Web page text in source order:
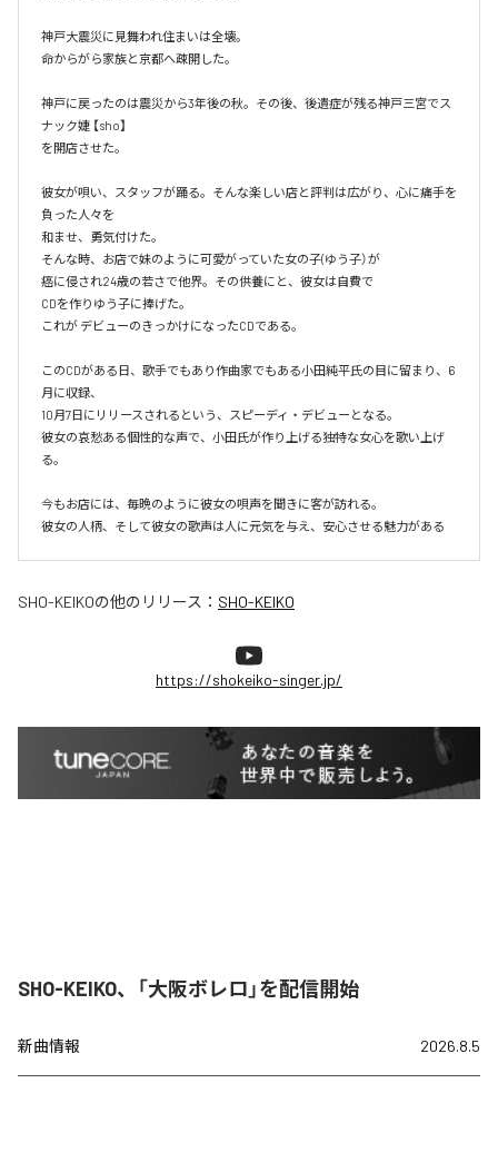
神戸大震災に見舞われ住まいは全壊。
命からがら家族と京都へ疎開した。
神戸に戻ったのは震災から3年後の秋。その後、後遺症が残る神戸三宮でス
ナック婕 【sho】
を開店させた。
彼女が唄い、スタッフが踊る。そんな楽しい店と評判は広がり、心に痛手を
負った人々を
和ませ、勇気付けた。
そんな時、お店で妹のように可愛がっていた女の子(ゆう子）が
癌に侵され24歳の若さで他界。その供養にと、彼女は自費で
CDを作りゆう子に捧げた。
これが デビューのきっかけになったCDである。
このCDがある日、歌手でもあり作曲家でもある小田純平氏の目に留まり、6
月に収録、
10月7日にリリースされるという、スピーディ・デビューとなる。
彼女の哀愁ある個性的な声で、小田氏が作り上げる独特な女心を歌い上げ
る。
今もお店には、毎晩のように彼女の唄声を聞きに客が訪れる。
彼女の人柄、そして彼女の歌声は人に元気を与え、安心させる魅力がある
SHO-KEIKOの他のリリース： SHO-KEIKO
https://shokeiko-singer.jp/
SHO-KEIKO、「大阪ボレロ」を配信開始
新曲情報 2026.8.5